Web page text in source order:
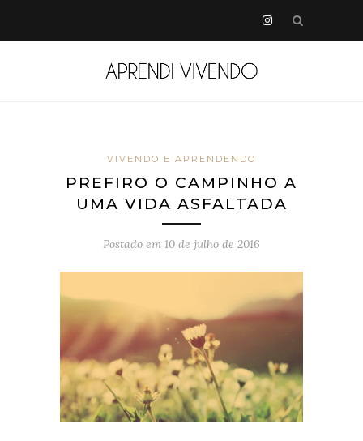
VIVENDO E APRENDENDO
PREFIRO O CAMPINHO A
UMA VIDA ASFALTADA
Postado em 10 de julho de 2016